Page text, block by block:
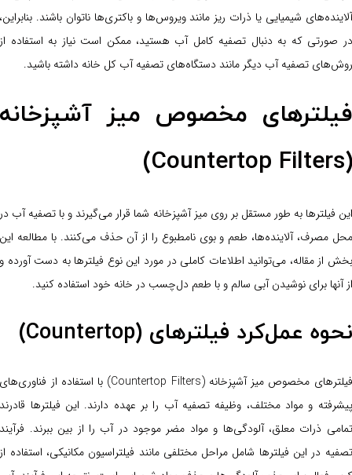
آلاینده‌های شیمیایی یا ذرات ریز مانند ویروس‌ها و باکتری‌ها ناتوان باشند. بنابراین،
در صورتی که به دنبال تصفیه کامل آب هستید، ممکن است نیاز به استفاده از
روش‌های تصفیه آب دیگر مانند دستگاه‌های تصفیه آب کل خانه داشته باشید.
فیلترهای مخصوص میز آشپزخانه
(Countertop Filters)
این فیلترها به طور مستقل بر روی میز آشپزخانه شما قرار می‌گیرند و با تصفیه آب در
محل مصرف، آلاینده‌ها، طعم و بوی نامطبوع را از آن حذف می‌کنند. با مطالعه این
بخش از مقاله، می‌توانید اطلاعات کاملی در مورد این نوع فیلترها به دست آورده و
از آنها برای نوشیدن آبی سالم و با طعم دل‌چسب در خانه خود استفاده کنید.
نحوه عمل‌کرد فیلترهای (Countertop)
فیلترهای مخصوص میز آشپزخانه (Countertop Filters) با استفاده از فناوری‌های
پیشرفته و مواد مختلف، وظیفه تصفیه آب را بر عهده دارند. این فیلترها قادرند
تمامی ذرات معلق، آلودگی‌ها و مواد مضر موجود در آب را از بین ببرند. فرآیند
تصفیه در این فیلترها شامل مراحل مختلفی مانند فیلتراسیون مکانیکی، استفاده از